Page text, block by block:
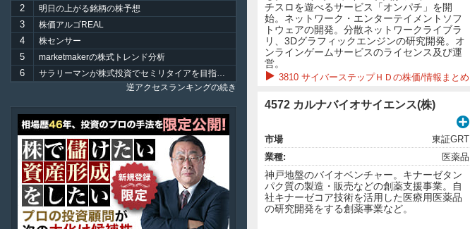
2 明日の上がる銘柄の株予想
3 株価アルゴREAL
4 株センサー
5 marketmakerの株式トレンド分析
6
サラリーマンが株式投資でセミリタイアを目指してみました。
逆アクセスランキングの続き
チスロを遊べるサービス「オンパチ」を開
始。ネットワーク・エンターテイメントソフ
トウェアの開発。分散ネットワークライブラ
リ、3Dグラフィックエンジンの研究開発。オ
ンラインゲームサービスのライセンス及び運
営。
3810 サイバーステップＨＤの株価/情報まとめ
4572 カルナバイオサイエンス(株)
市場
東証GRT
業種:
医薬品
神戸地盤のバイオベンチャー。キナーゼタン
パク質の製造・販売などの創薬支援事業。自
社キナーゼコア技術を活用した医療用医薬品
の研究開発をする創薬事業など。